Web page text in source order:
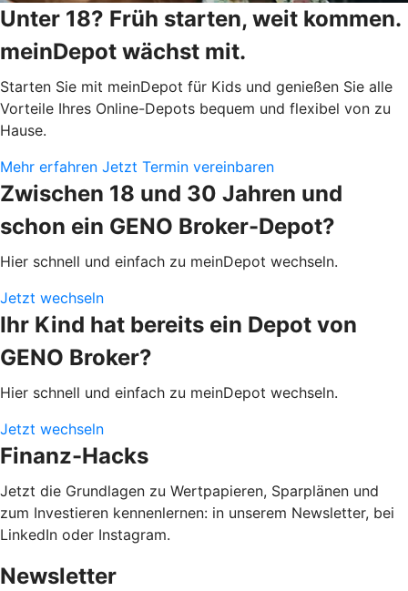
Unter 18? Früh starten, weit kommen.
meinDepot wächst mit.
Starten Sie mit meinDepot für Kids und genießen Sie alle
Vorteile Ihres Online-Depots bequem und flexibel von zu
Hause.
Mehr erfahren Jetzt Termin vereinbaren
Zwischen 18 und 30 Jahren und
schon ein GENO Broker-Depot?
Hier schnell und einfach zu meinDepot wechseln.
Jetzt wechseln
Ihr Kind hat bereits ein Depot von
GENO Broker?
Hier schnell und einfach zu meinDepot wechseln.
Jetzt wechseln
Finanz-Hacks
Jetzt die Grundlagen zu Wertpapieren, Sparplänen und
zum Investieren kennenlernen: in unserem Newsletter, bei
LinkedIn oder Instagram.
Newsletter